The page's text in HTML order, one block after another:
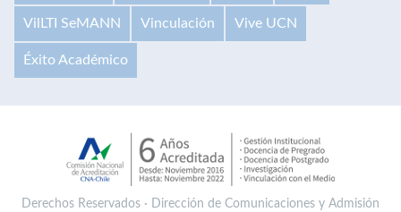
VilLTI SeMANN Vinculación Vive UCN
Éxito Académico
Derechos Reservados · Dirección de Comunicaciones y Admisión